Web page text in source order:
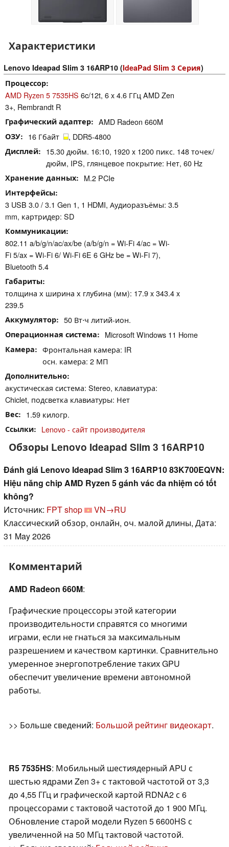
Характеристики
Lenovo Ideapad Slim 3 16ARP10 (IdeaPad Slim 3 Серия)
Процессор
AMD Ryzen 5 7535HS 6c/12t, 6 x 4.6 ГГц AMD Zen
3+, Rembrandt R
Графический адаптер AMD Radeon 660M
ОЗУ 16 Гбайт , DDR5-4800
Дисплей
15.30 дюйм. 16:10, 1920 x 1200 пикс. 148 точек/
дюйм, IPS, глянцевое покрытие: Нет, 60 Hz
Хранение данных M.2 PCIe
Интерфейсы
3 USB 3.0 / 3.1 Gen 1, 1 HDMI, Аудиоразъёмы: 3.5
mm, картридер: SD
Коммуникации
802.11 a/​b/​g/​n/​ac/​ax/​be (a/b/g/n = Wi-Fi 4/ac = Wi-
Fi 5/ax = Wi-Fi 6/ Wi-Fi 6E 6 GHz be = Wi-Fi 7),
Bluetooth 5.4
Габариты
толщина х ширина х глубина (мм): 17.9 x 343.4 x
239.5
Аккумулятор 50 Вт⋅ч литий-ион.
Операционная система Microsoft Windows 11 Home
Камера
Фронтальная камера: IR
осн. камера: 2 МП
Дополнительно
акустическая система: Stereo, клавиатура:
Chiclet, подсветка клавиатуры: Нет
Вес 1.59 килогр.
Ссылки Lenovo - сайт производителя
Обзоры Lenovo Ideapad Slim 3 16ARP10
Đánh giá Lenovo Ideapad Slim 3 16ARP10 83K700EQVN:
Hiệu năng chip AMD Ryzen 5 gánh vác đa nhiệm có tốt
không?
Источник: FPT shop
VN→RU
Классический обзор, онлайн, оч. малой длины, Дата:
31 May 2026
Комментарий
AMD Radeon 660M:
Графические процессоры этой категории
производительности справятся со многими
играми, если не гнаться за максимальным
разрешением и качеством картинки. Сравнительно
умеренное энергопотребление таких GPU
обеспечит увеличение времени автономной
работы.
>> Больше сведений: Большой рейтинг видеокарт.
R5 7535HS: Мобильный шестиядерный APU с
шестью ядрами Zen 3+ с тактовой частотой от 3,3
до 4,55 ГГц и графической картой RDNA2 с 6
процессорами с тактовой частотой до 1 900 МГц.
Обновление старой модели Ryzen 5 6600HS с
увеличенной на 50 МГц тактовой частотой.